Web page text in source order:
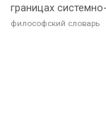
границах
философский словарь